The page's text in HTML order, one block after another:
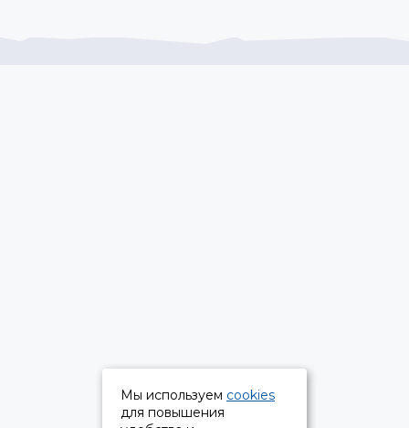
Мы используем cookies
для повышения